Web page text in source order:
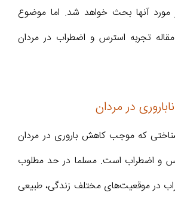
مورد آنها بحث خواهد شد. اما موضوع
تجربه استرس و اضطراب در مردان
در مردان
که موجب کاهش باروری در مردان
و اضطراب است. مسلما در حد مطلوب
در موقعیت‌های مختلف زندگی، طبیعی